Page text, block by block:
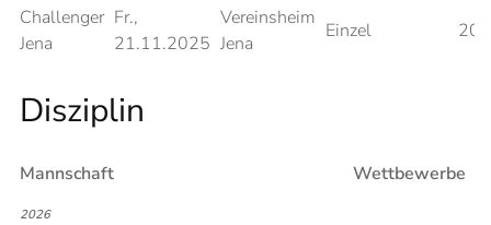
Challenger
Jena
Fr.,
21.11.2025
Vereinsheim
Jena
Einzel 20
Disziplin
Mannschaft Wettbewerbe
2026